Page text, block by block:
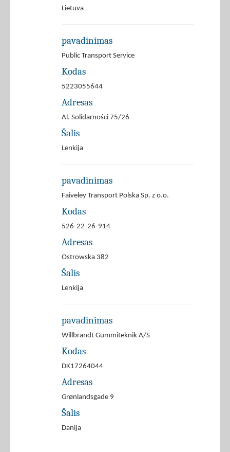
Lietuva
pavadinimas
Public Transport Service
Kodas
5223055644
Adresas
Al. Solidarności 75/26
Šalis
Lenkija
pavadinimas
Faiveley Transport Polska Sp. z o.o.
Kodas
526-22-26-914
Adresas
Ostrowska 382
Šalis
Lenkija
pavadinimas
Willbrandt Gummiteknik A/S
Kodas
DK17264044
Adresas
Grønlandsgade 9
Šalis
Danija